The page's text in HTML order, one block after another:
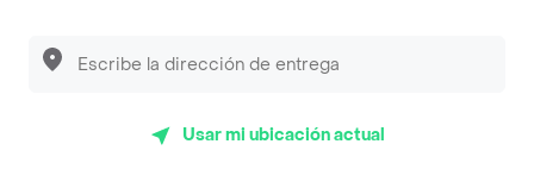
Facebook
Twitter
Instagram
©2026Rappi Inc. All rights reserved.
Usar mi ubicación actual